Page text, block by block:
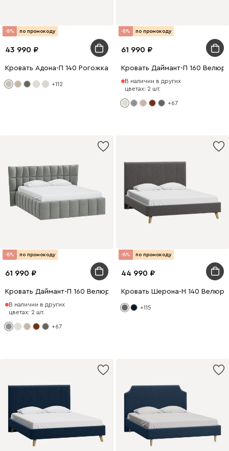
-8% по промокоду
43 990
Кровать Адона-П 140 Рогожка Светло-бежевый
+112
-8% по промокоду
61 990
Кровать Даймант-П 160 Велюр
В наличии в других
цветах: 2 шт.
+67
-8% по промокоду
61 990
Кровать Даймант-П 160 Велюр Светло-серый
В наличии в других
цветах: 2 шт.
+67
-8% по промокоду
44 990
Кровать Шерона-Н 140 Велюр
+115